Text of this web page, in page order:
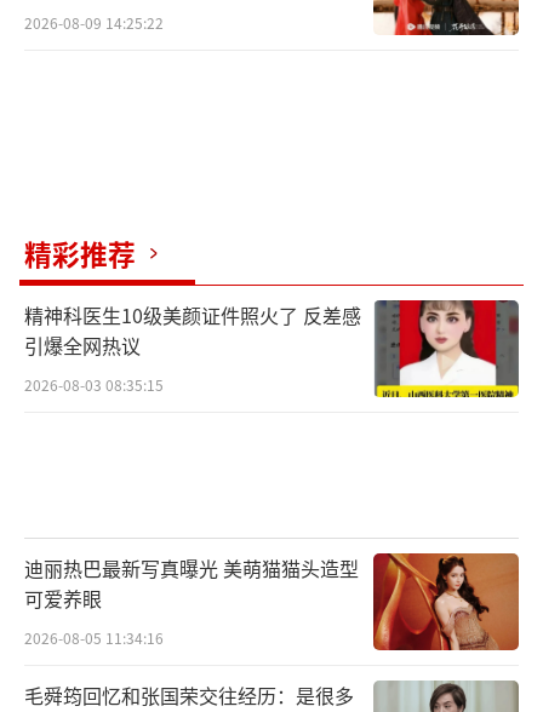
2026-08-09 14:25:22
精彩推荐
精神科医生10级美颜证件照火了 反差感
引爆全网热议
2026-08-03 08:35:15
迪丽热巴最新写真曝光 美萌猫猫头造型
可爱养眼
2026-08-05 11:34:16
毛舜筠回忆和张国荣交往经历：是很多